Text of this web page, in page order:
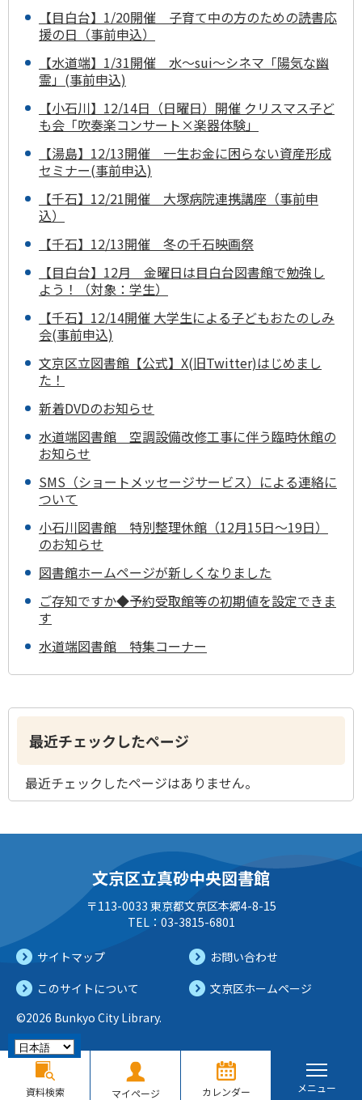
【目白台】1/20開催 子育て中の方のための読書応
援の日（事前申込）
【水道端】1/31開催 水～sui～シネマ「陽気な幽
霊」(事前申込)
【小石川】12/14日（日曜日）開催 クリスマス子ど
も会「吹奏楽コンサート×楽器体験」
【湯島】12/13開催 一生お金に困らない資産形成
セミナー(事前申込)
【千石】12/21開催 大塚病院連携講座（事前申
込）
【千石】12/13開催 冬の千石映画祭
【目白台】12月 金曜日は目白台図書館で勉強し
よう！（対象：学生）
【千石】12/14開催 大学生による子どもおたのしみ
会(事前申込)
文京区立図書館【公式】X(旧Twitter)はじめまし
た！
新着DVDのお知らせ
水道端図書館 空調設備改修工事に伴う臨時休館の
お知らせ
SMS（ショートメッセージサービス）による連絡に
ついて
小石川図書館 特別整理休館（12月15日～19日）
のお知らせ
図書館ホームページが新しくなりました
ご存知ですか◆予約受取館等の初期値を設定できま
す
水道端図書館 特集コーナー
最近チェックしたページ
最近チェックしたページはありません。
文京区立真砂中央図書館
〒113-0033 東京都文京区本郷4-8-15
TEL：03-3815-6801
サイトマップ
お問い合わせ
このサイトについて
文京区ホームページ
©2026 Bunkyo City Library.
資料検索 マイページ カレンダー メニュー